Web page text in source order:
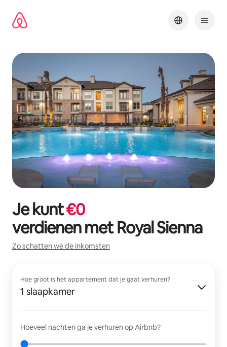
direct
naar
Je kunt€0
verdienen metRoyal Sienna
Zo schatten we de inkomsten
Hoe groot is het appartement dat je gaat verhuren?
1 slaapkamer
Hoeveel nachten ga je verhuren op Airbnb?